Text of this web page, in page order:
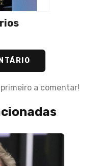
a comentar!